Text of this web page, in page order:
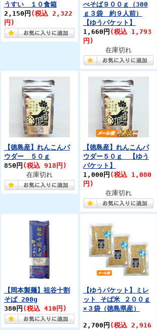
うすい １０食箱
2,150円 (税込 2,322
円)
べそば９００ｇ（300
ｇ３袋 約９人前）
【ゆうパケット】
1,660円 (税込 1,793
円)
在庫切れ
【徳島産】れんこんパ
ウダー ５０ｇ
850円 (税込 918円)
在庫切れ
【徳島産】れんこんパ
ウダー５０ｇ 【ゆう
パケット】
1,000円 (税込 1,080
円)
在庫切れ
【岡本製麺】祖谷十割
そば 200g
380円 (税込 410円)
【ゆうパケット】ミレ
ット そば米 ２００ｇ
×３袋（徳島県産）
2,700円 (税込 2,916